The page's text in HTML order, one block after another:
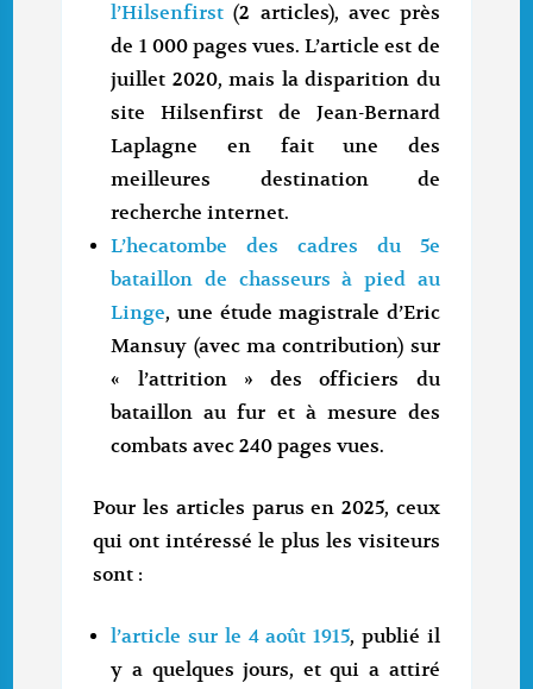
l’Hilsenfirst (2 articles), avec près
de 1 000 pages vues. L’article est de
juillet 2020, mais la disparition du
site Hilsenfirst de Jean-Bernard
Laplagne en fait une des
meilleures destination de
recherche internet.
L’hecatombe des cadres du 5e
bataillon de chasseurs à pied au
Linge, une étude magistrale d’Eric
Mansuy (avec ma contribution) sur
« l’attrition » des officiers du
bataillon au fur et à mesure des
combats avec 240 pages vues.
Pour les articles parus en 2025, ceux
qui ont intéressé le plus les visiteurs
sont :
l’article sur le 4 août 1915, publié il
y a quelques jours, et qui a attiré